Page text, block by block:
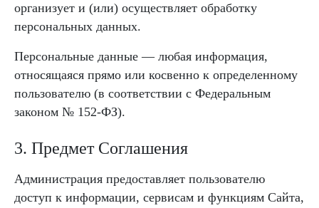
организует и (или) осуществляет обработку
персональных данных.
Персональные данные — любая информация,
относящаяся прямо или косвенно к определенному
пользователю (в соответствии с Федеральным
законом № 152-ФЗ).
3. Предмет Соглашения
Администрация предоставляет пользователю
доступ к информации, сервисам и функциям Сайта,